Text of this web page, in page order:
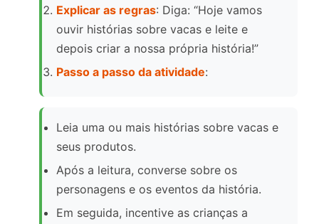
Explicar as regras: Diga: “Hoje vamos
ouvir histórias sobre vacas e leite e
depois criar a nossa própria história!”
Passo a passo da atividade:
Leia uma ou mais histórias sobre vacas e
seus produtos.
Após a leitura, converse sobre os
personagens e os eventos da história.
Em seguida, incentive as crianças a